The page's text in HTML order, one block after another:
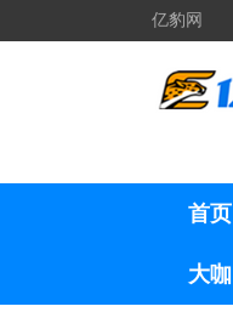
亿豹网
首页
大咖